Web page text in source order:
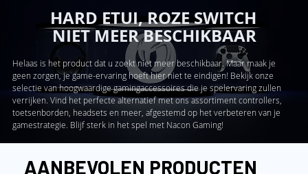
HARD ETUI, ROZE SWITCH
NIET MEER BESCHIKBAAR
Helaas is het product dat u zoekt niet meer beschikbaar. Maar maak je
geen zorgen, je game-ervaring hoeft hier niet te eindigen! Bekijk onze
selectie van hoogwaardige gamingaccessoires die je spelervaring zullen
verrijken. Vind het perfecte alternatief met ons assortiment controllers,
toetsenborden, headsets en meer, afgestemd op het verbeteren van je
gamestrategie. Blijf sterk in het spel met Nacon Gaming!
AANBEVOLEN PRODUCTEN